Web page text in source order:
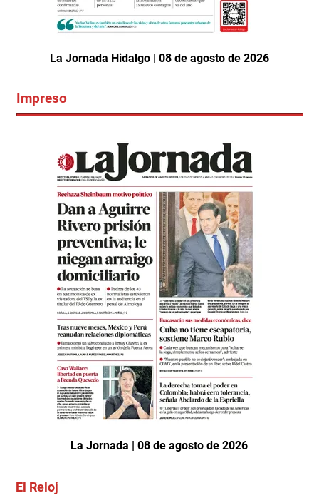
La Jornada Hidalgo | 08 de agosto de 2026
Impreso
La Jornada | 08 de agosto de 2026
El Reloj